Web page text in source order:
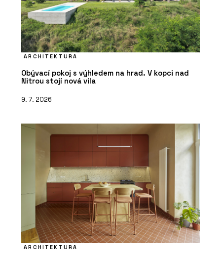
ARCHITEKTURA
Obývací pokoj s výhledem na hrad. V kopci nad
Nitrou stojí nová vila
9. 7. 2026
ARCHITEKTURA